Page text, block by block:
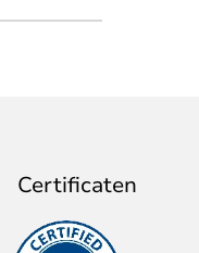
Certificaten